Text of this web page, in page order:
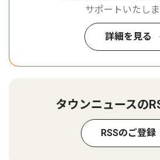
サポートいたしま
詳細を見る
タウンニュースの
RSSのご登録